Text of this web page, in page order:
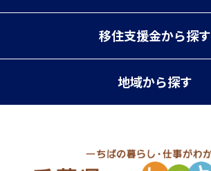
移住支援金から探す
地域から探す